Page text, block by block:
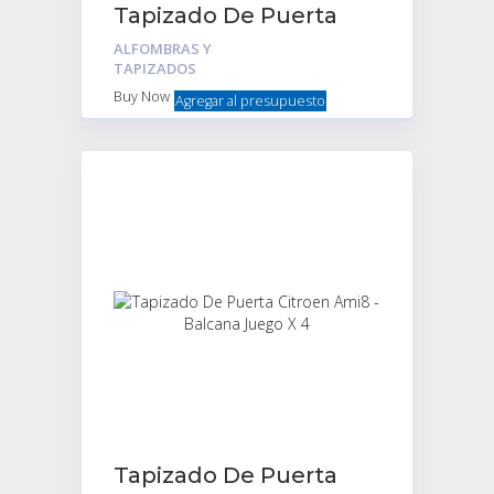
Tapizado De Puerta
con bolsillo y bagueta
+ 32 Broches
ALFOMBRAS Y
TAPIZADOS
Buy Now Agregar al presupuesto
Tapizado De Puerta